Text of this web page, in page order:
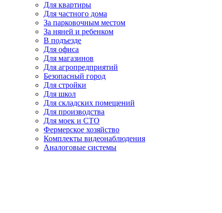
Для квартиры
Для частного дома
За парковочным местом
За няней и ребенком
В подъезде
Для офиса
Для магазинов
Для агропредприятий
Безопасный город
Для стройки
Для школ
Для складских помещений
Для производства
Для моек и СТО
Фермерское хозяйство
Комплекты видеонаблюдения
Аналоговые системы